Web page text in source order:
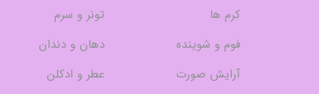
کرم ها
تونر و سرم
فوم و شوینده
دهان و دندان
آرایش صورت
عطر و ادکلن